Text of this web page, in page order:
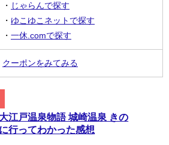
・ じゃらんで探す
・ ゆこゆこネットで探す
・ 一休.comで探す
クーポンをみてみる
江戸温泉物語 城崎温泉 きの
行ってわかった感想